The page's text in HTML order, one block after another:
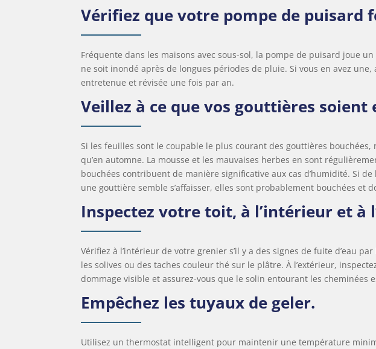
Vérifiez que votre pompe de puisard
Fréquente dans les maisons avec sous-sol, la pompe de puisard joue
ne soit inondé après de longues périodes de pluie. Si vous en avez une,
entretenue et révisée une fois par an.
Veillez à ce que vos gouttières soient
Si les feuilles sont le coupable le plus courant des gouttières bouchées,
qu’en automne. La mousse et les mauvaises herbes en sont
bouchées contribuent de manière significative aux cas d’humidité. Si
une gouttière semble s’affaisser, elles sont probablement bouchées et
Inspectez votre toit, à l’intérieur et à
Vérifiez à l’intérieur de votre grenier s’il y a des signes de fuite d’eau
les solives ou des taches couleur thé sur le plâtre. À l’extérieur,
dommage visible et assurez-vous que le solin entourant les cheminées
Empêchez les tuyaux de geler.
Utilisez un thermostat intelligent pour maintenir une température